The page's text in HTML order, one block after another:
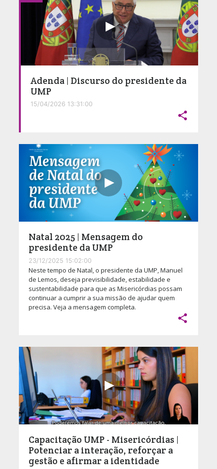
Adenda | Discurso do presidente da
UMP
15/04/2026 13:31:00

Natal 2025 | Mensagem do
presidente da UMP
23/12/2025 15:02:00
Neste tempo de Natal, o presidente da UMP, Manuel
de Lemos, deseja previsibilidade, estabilidade e
sustentabilidade para que as Misericórdias possam
continuar a cumprir a sua missão de ajudar quem
precisa. Veja a mensagem completa.

Capacitação UMP - Misericórdias |
Potenciar a interação, reforçar a
gestão e afirmar a identidade